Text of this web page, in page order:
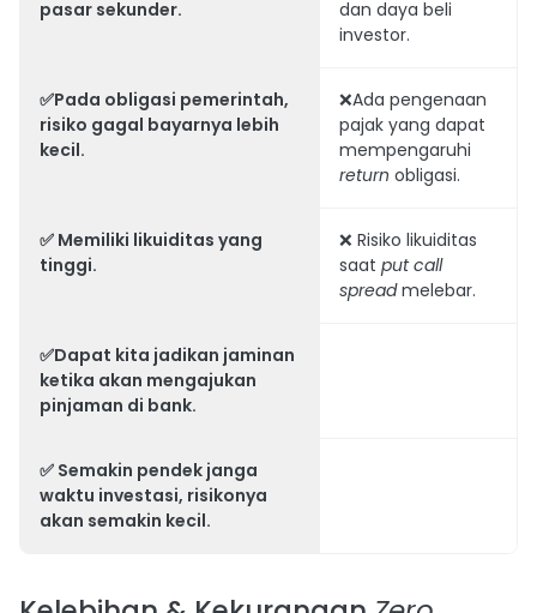
pasar sekunder.
dan daya beli
investor.
✅Pada obligasi pemerintah,
risiko gagal bayarnya lebih
kecil.
❌Ada pengenaan
pajak yang dapat
mempengaruhi
return obligasi.
✅ Memiliki likuiditas yang
tinggi.
❌ Risiko likuiditas
saat put call
spreadmelebar.
✅Dapat kita jadikan jaminan
ketika akan mengajukan
pinjaman di bank.
✅ Semakin pendek janga
waktu investasi, risikonya
akan semakin kecil.